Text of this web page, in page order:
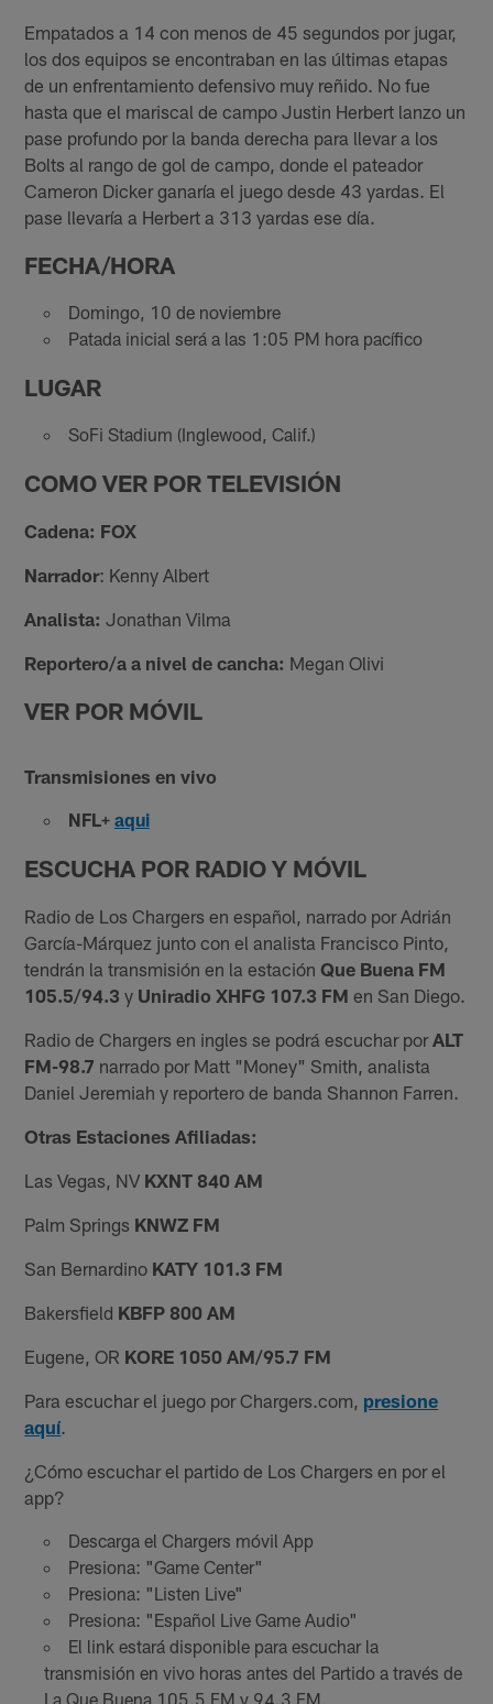
Empatados a 14 con menos de 45 segundos por jugar,
los dos equipos se encontraban en las últimas etapas
de un enfrentamiento defensivo muy reñido. No fue
hasta que el mariscal de campo Justin Herbert lanzo un
pase profundo por la banda derecha para llevar a los
Bolts al rango de gol de campo, donde el pateador
Cameron Dicker ganaría el juego desde 43 yardas. El
pase llevaría a Herbert a 313 yardas ese día.
FECHA/HORA
Domingo, 10 de noviembre
Patada inicial será a las 1:05 PM hora pacífico
LUGAR
SoFi Stadium (Inglewood, Calif.)
COMO VER POR TELEVISIÓN
Cadena: FOX
Narrador: Kenny Albert
Analista: Jonathan Vilma
Reportero/a a nivel de cancha: Megan Olivi
VER POR MÓVIL
Transmisiones en vivo
NFL+ aqui
ESCUCHA POR RADIO Y MÓVIL
Radio de Los Chargers en español, narrado por Adrián
García-Márquez junto con el analista Francisco Pinto,
tendrán la transmisión en la estaciónQue Buena FM
105.5/94.3 y Uniradio XHFG 107.3 FM en San Diego.
Radio de Chargers en ingles se podrá escuchar por ALT
FM-98.7 narrado por Matt "Money" Smith, analista
Daniel Jeremiah y reportero de banda Shannon Farren.
Otras Estaciones Afiliadas:
Las Vegas, NV KXNT 840 AM
Palm Springs KNWZ FM
San Bernardino KATY 101.3 FM
Bakersfield KBFP 800 AM
Eugene, OR KORE 1050 AM/95.7 FM
Para escuchar el juego por Chargers.com, presione
aquí
¿Cómo escuchar el partido de Los Chargers en por el
app?
Descarga el Chargers móvil App
Presiona: "Game Center"
Presiona: "Listen Live"
Presiona: "Español Live Game Audio"
El link estará disponible para escuchar la
transmisión en vivo horas antes del Partido a través de
La Que Buena 105.5 FM y 94.3 FM.